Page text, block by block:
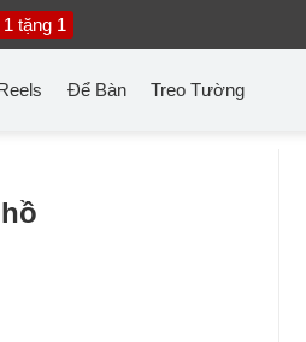
tặng 1
Để Bàn Treo Tường